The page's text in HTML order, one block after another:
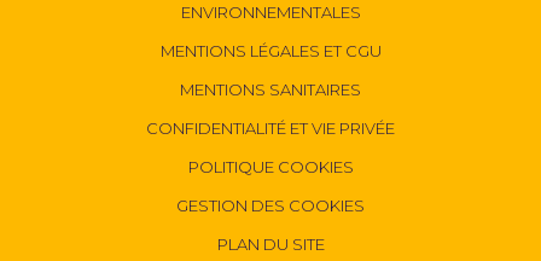
ENVIRONNEMENTALES
MENTIONS LÉGALES ET CGU
MENTIONS SANITAIRES
CONFIDENTIALITÉ ET VIE PRIVÉE
POLITIQUE COOKIES
GESTION DES COOKIES
PLAN DU SITE